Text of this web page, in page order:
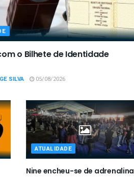
o Bilhete de Identidade
SILVA 05/08/2026
ATUALIDADE
Nine encheu-se de adrenalina